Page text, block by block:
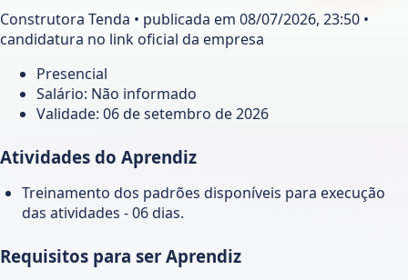
Construtora Tenda • publicada em 08/07/2026, 23:50 •
candidatura no link oficial da empresa
Presencial
Salário: Não informado
Validade: 06 de setembro de 2026
Atividades do Aprendiz
Treinamento dos padrões disponíveis para execução
das atividades - 06 dias.
Requisitos para ser Aprendiz